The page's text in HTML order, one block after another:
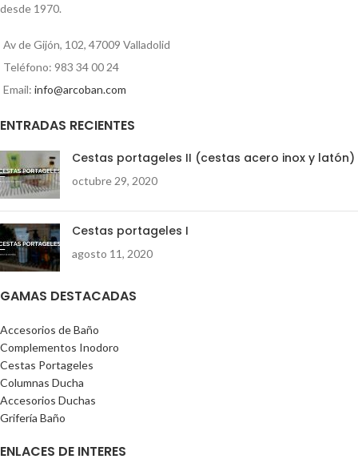
desde 1970.
Av de Gijón, 102, 47009 Valladolid
Teléfono: 983 34 00 24
Email: info@arcoban.com
ENTRADAS RECIENTES
Cestas portageles II (cestas acero inox y latón)
octubre 29, 2020
Cestas portageles I
agosto 11, 2020
GAMAS DESTACADAS
Accesorios de Baño
Complementos Inodoro
Cestas Portageles
Columnas Ducha
Accesorios Duchas
Grifería Baño
ENLACES DE INTERES